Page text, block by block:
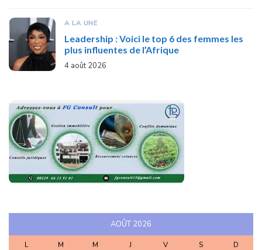
A LA UNE
Leadership : Voici le top 6 des femmes les
plus influentes de l’Afrique
4 août 2026
AOÛT 2026
L M M J V S D